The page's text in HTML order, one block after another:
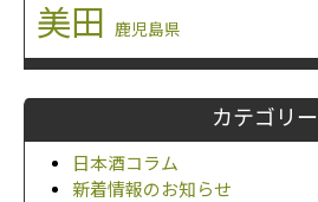
美田
鹿児島県
カテゴリー
日本酒コラム
新着情報のお知らせ